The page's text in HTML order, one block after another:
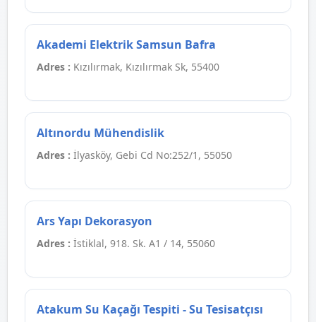
Akademi Elektrik Samsun Bafra
Adres : Kızılırmak, Kızılırmak Sk, 55400
Altınordu Mühendislik
Adres : İlyasköy, Gebi Cd No:252/1, 55050
Ars Yapı Dekorasyon
Adres : İstiklal, 918. Sk. A1 / 14, 55060
Atakum Su Kaçağı Tespiti - Su Tesisatçısı